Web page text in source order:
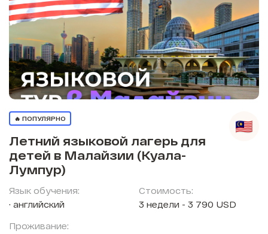
🔥 ПОПУЛЯРНО
Летний языковой лагерь для
детей в Малайзии (Куала-
Лумпур)
Язык обучения:
английский
Проживание:
Стоимость:
3 недели - 3 790 USD